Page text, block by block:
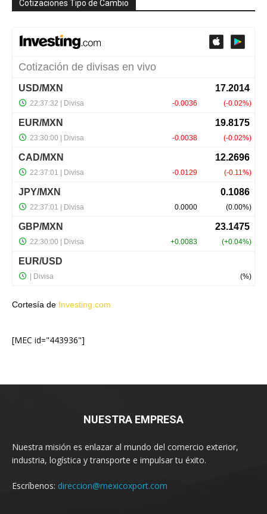
Cotizaciones Tipo de Cambio
Cortesía de Investing.com
[MEC id="443936"]
NUESTRA EMPRESA
Nuestra misión es enlazar al mundo del comercio exterior,
industria, logística y transporte e impulsar tu éxito.
Escríbenos: direccion@mexicoxport.com